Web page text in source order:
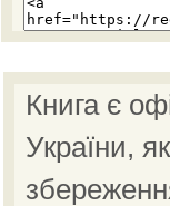
Книга є
України,